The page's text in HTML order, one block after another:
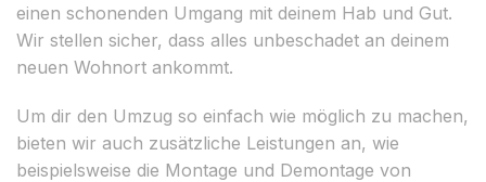
einen schonenden Umgang mit deinem Hab und Gut.
Wir stellen sicher, dass alles unbeschadet an deinem
neuen Wohnort ankommt.
Um dir den Umzug so einfach wie möglich zu machen,
bieten wir auch zusätzliche Leistungen an, wie
beispielsweise die Montage und Demontage von